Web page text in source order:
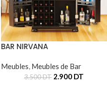
BAR NIRVANA
Meubles, Meubles de Bar
3.500DT 2.900 DT